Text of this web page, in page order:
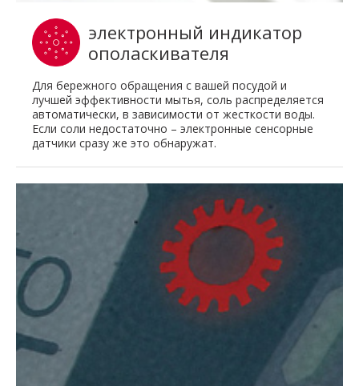
электронный индикатор
ополаскивателя
Для бережного обращения с вашей посудой и
лучшей эффективности мытья, соль распределяется
автоматически, в зависимости от жесткости воды.
Если соли недостаточно – электронные сенсорные
датчики сразу же это обнаружат.